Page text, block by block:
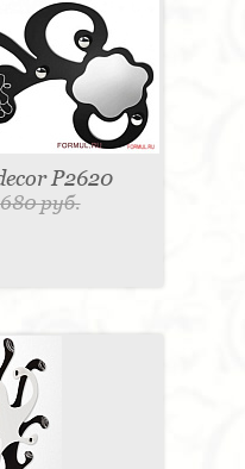
P2620
руб.